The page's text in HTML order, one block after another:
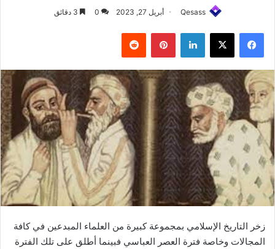
Qesass أبريل 27, 2023 0
فيسبوك ‫X لينكدإن بينتيريست
زخر التاريخ الإسلامي بمجموعة كبيرة من العلماء المبدعين في كافة
المجالات وخاصة فترة العصر العباسي فبينما أطلق على تلك الفترة